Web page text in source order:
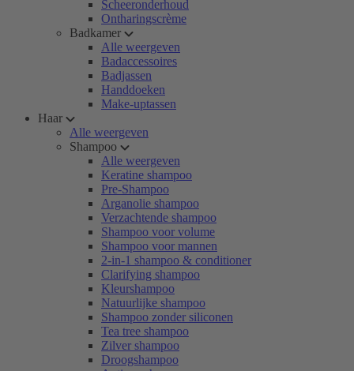
Scheeronderhoud
Ontharingscrème
Badkamer
Alle weergeven
Badaccessoires
Badjassen
Handdoeken
Make-uptassen
Haar
Alle weergeven
Shampoo
Alle weergeven
Keratine shampoo
Pre-Shampoo
Arganolie shampoo
Verzachtende shampoo
Shampoo voor volume
Shampoo voor mannen
2-in-1 shampoo & conditioner
Clarifying shampoo
Kleurshampoo
Natuurlijke shampoo
Shampoo zonder siliconen
Tea tree shampoo
Zilver shampoo
Droogshampoo